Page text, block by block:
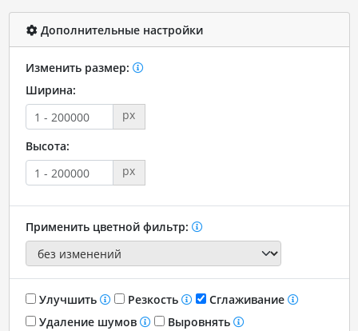
Дополнительные настройки
Изменить размер:
Ширина:
px
Высота:
px
Применить цветной фильтр:
Улучшить Резкость
Сглаживание
Удаление шумов
Выровнять